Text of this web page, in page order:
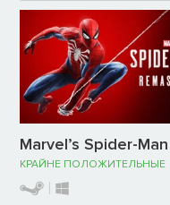
Marvel’s Spider-
КРАЙНЕ ПОЛОЖИТЕЛЬНЫЕ